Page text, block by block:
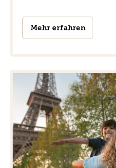
Mehr erfahren